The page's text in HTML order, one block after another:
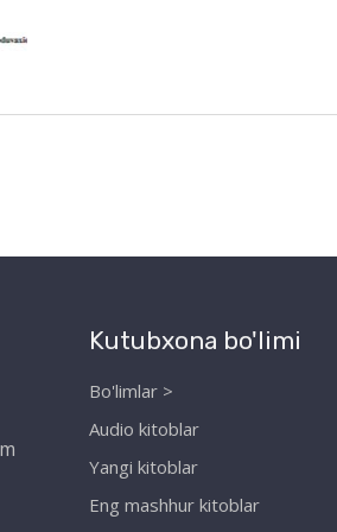
Kutubxona bo'limi
Bo'limlar >
Audio kitoblar
Yangi kitoblar
Eng mashhur kitoblar